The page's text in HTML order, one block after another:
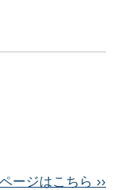
ージはこちら ››